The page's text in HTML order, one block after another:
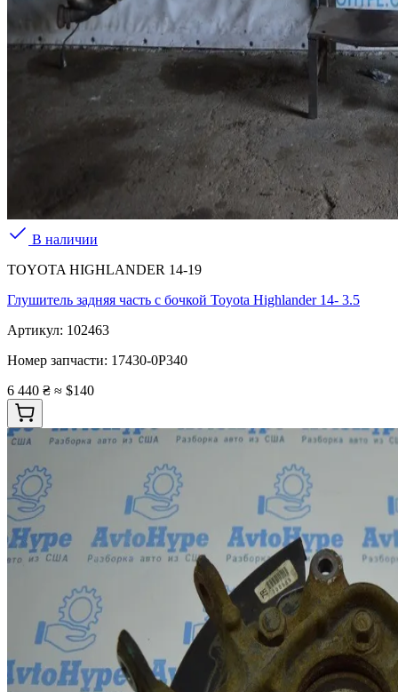
В наличии
TOYOTA HIGHLANDER 14-19
Глушитель задняя часть с бочкой Toyota Highlander 14- 3.5
Артикул: 102463
Номер запчасти: 17430-0P340
6 440 ₴ ≈ $140